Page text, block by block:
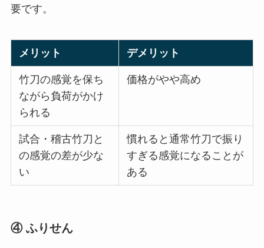
要です。
メリット デメリット
竹刀の感覚を保ち
ながら負荷がかけ
られる
価格がやや高め
試合・稽古竹刀と
の感覚の差が少な
い
慣れると通常竹刀で振り
すぎる感覚になることが
ある
④ ふりせん